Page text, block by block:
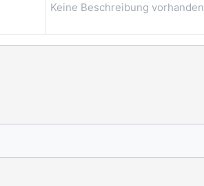
Keine Beschreibung vorhanden